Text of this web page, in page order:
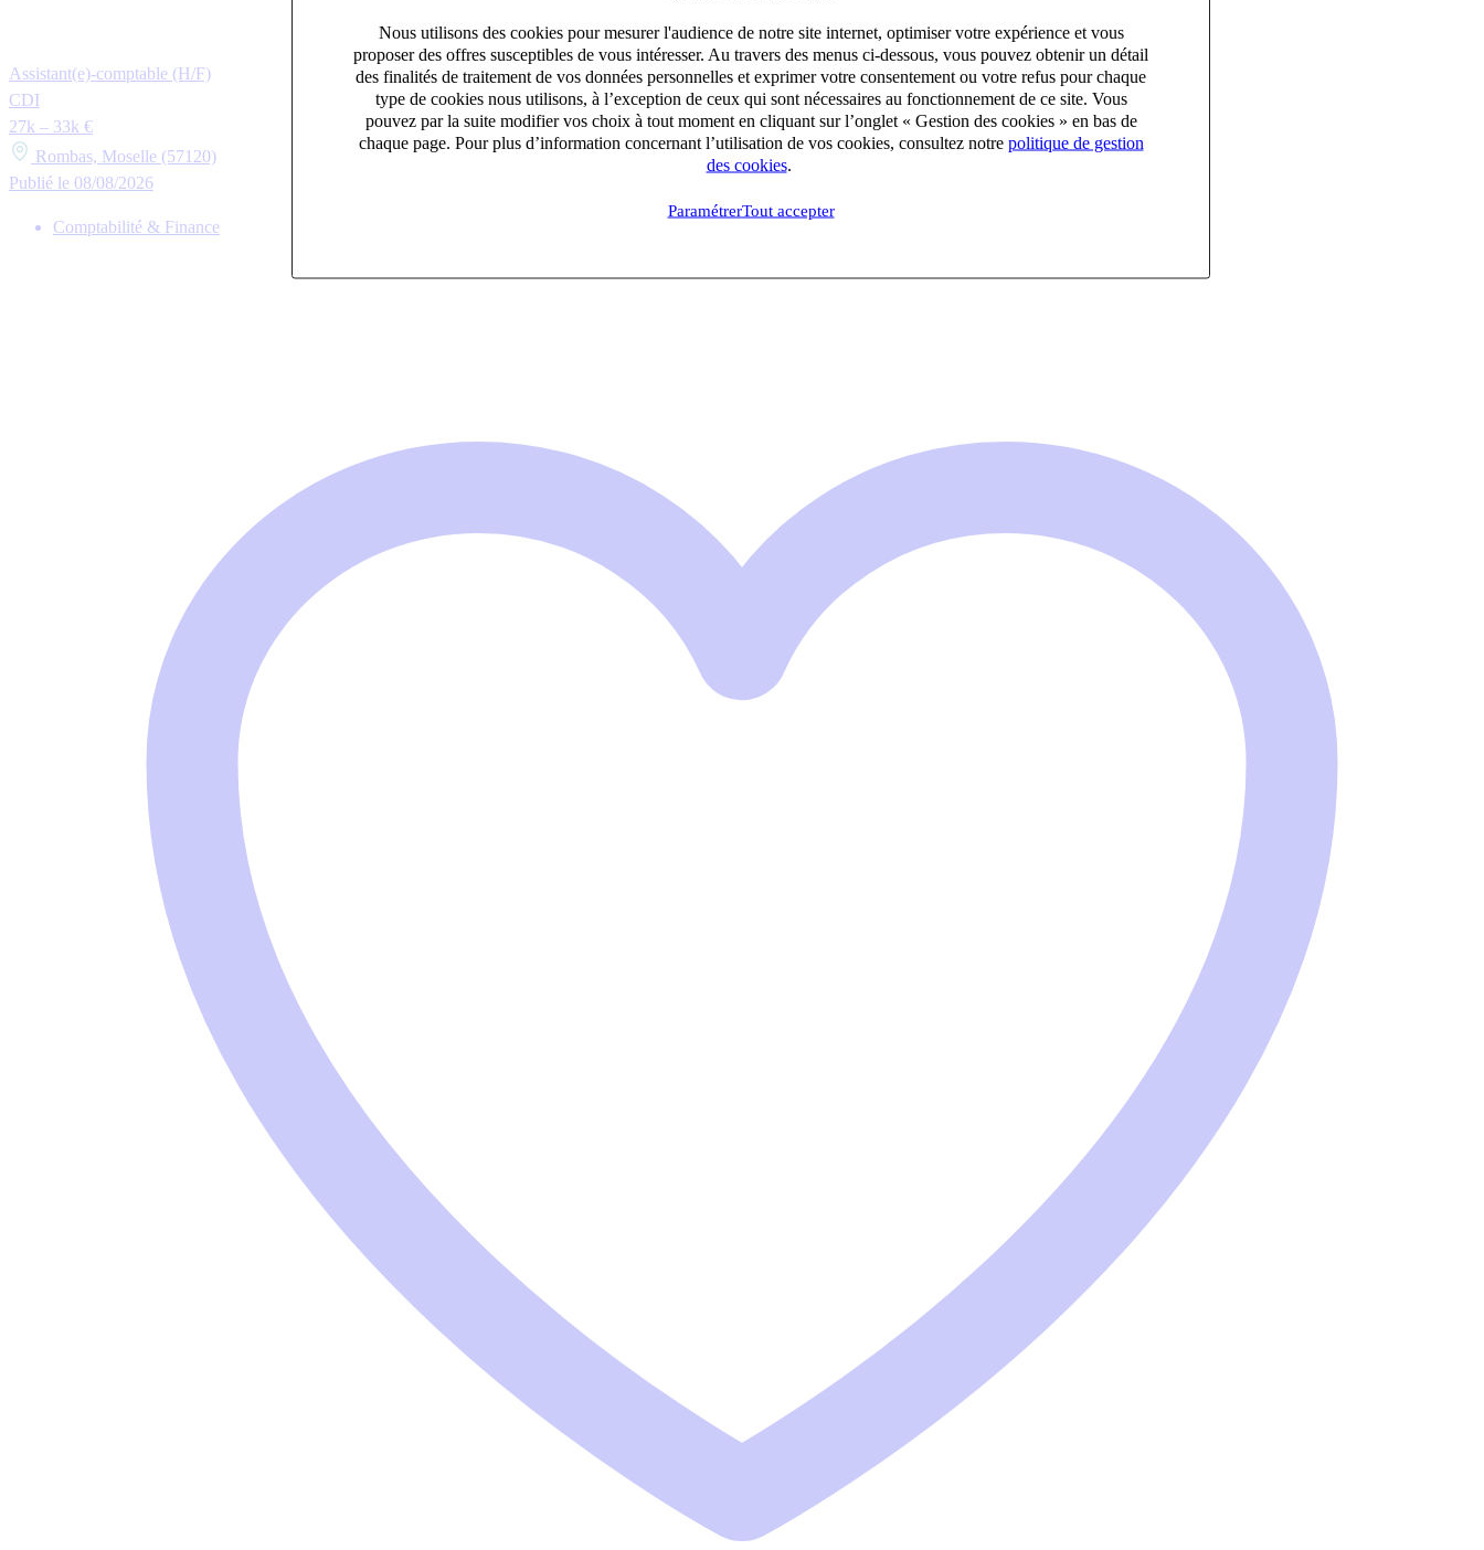
Nous utilisons des cookies pour mesurer l'audience de notre site internet, optimiser votre expérience et vous
proposer des offres susceptibles de vous intéresser. Au travers des menus ci-dessous, vous pouvez obtenir un détail
des finalités de traitement de vos données personnelles et exprimer votre consentement ou votre refus pour chaque
type de cookies nous utilisons, à l’exception de ceux qui sont nécessaires au fonctionnement de ce site. Vous
pouvez par la suite modifier vos choix à tout moment en cliquant sur l’onglet « Gestion des cookies » en bas de
chaque page. Pour plus d’information concernant l’utilisation de vos cookies, consultez notre politique de gestion
des cookies.
ParamétrerTout accepter
Assistant(e)-comptable (H/F)
CDI
27k – 33k €
Rombas, Moselle (57120)
Publié le 08/08/2026
Comptabilité & Finance